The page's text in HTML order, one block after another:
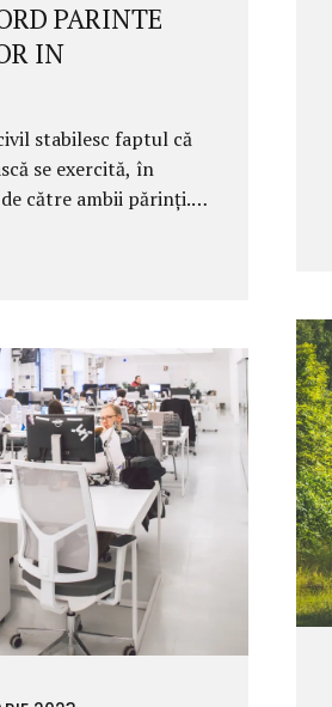
PARINTE
IN
stabilesc faptul că
se exercită, în
către ambii părinți.
acord de către aceștia.
unul dintre părinți
sa isi exprime
desfășurarea unei
enumerate
sau nu își poate
instanța de
acordul
prin care instanța
o hotărâre...